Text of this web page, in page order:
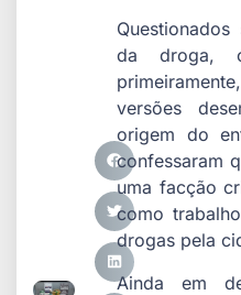
da droga,
versões
origem do
confessaram
uma facção
como
drogas pela
Ainda em